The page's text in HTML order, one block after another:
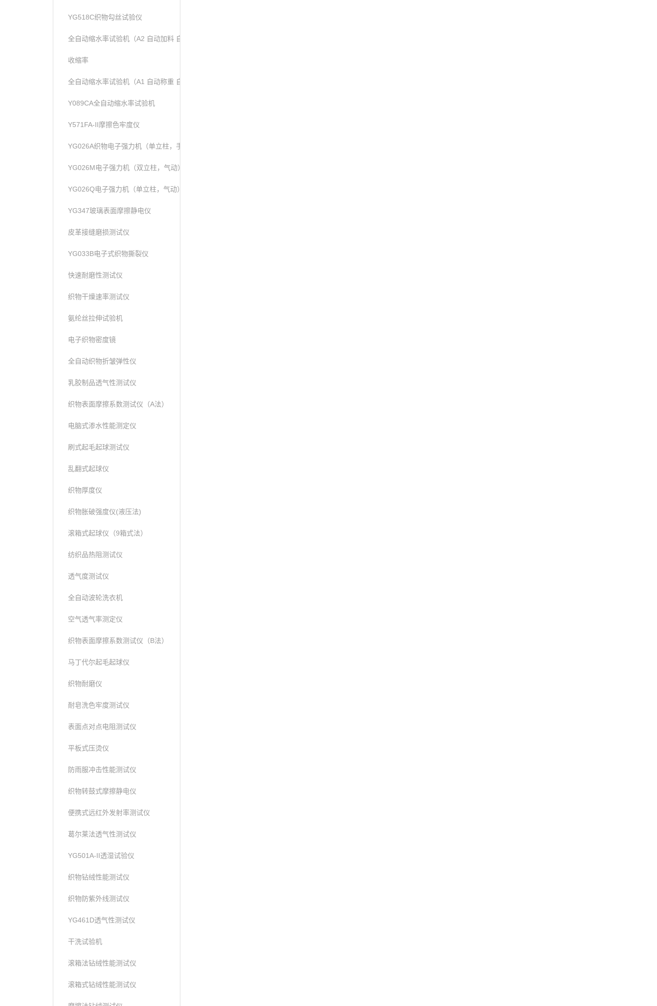
YG518C织物勾丝试验仪
全自动缩水率试验机（A2 自动加料 自动称重）
收缩率
全自动缩水率试验机（A1 自动称重 自动加液））
Y089CA全自动缩水率试验机
Y571FA-II摩擦色牢度仪
YG026A织物电子强力机（单立柱，手动）
YG026M电子强力机（双立柱，气动）
YG026Q电子强力机（单立柱，气动）
YG347玻璃表面摩擦静电仪
皮革接缝磨损测试仪
YG033B电子式织物撕裂仪
快速耐磨性测试仪
织物干燥速率测试仪
氨纶丝拉伸试验机
电子织物密度镜
全自动织物折皱弹性仪
乳胶制品透气性测试仪
织物表面摩擦系数测试仪（A法）
电脑式渗水性能测定仪
刷式起毛起球测试仪
乱翻式起球仪
织物厚度仪
织物胀破强度仪(液压法)
滚箱式起球仪（9箱式法）
纺织品热阻测试仪
透气度测试仪
全自动波轮洗衣机
空气透气率测定仪
织物表面摩擦系数测试仪（B法）
马丁代尔起毛起球仪
织物耐磨仪
耐皂洗色牢度测试仪
表面点对点电阻测试仪
平板式压烫仪
防雨服冲击性能测试仪
织物转鼓式摩擦静电仪
便携式远红外发射率测试仪
葛尔莱法透气性测试仪
YG501A-II透湿试验仪
织物钻绒性能测试仪
织物防紫外线测试仪
YG461D透气性测试仪
干洗试验机
滚箱法钻绒性能测试仪
滚箱式钻绒性能测试仪